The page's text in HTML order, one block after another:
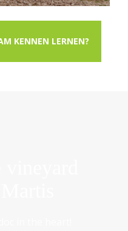
KENNEN LERNEN?